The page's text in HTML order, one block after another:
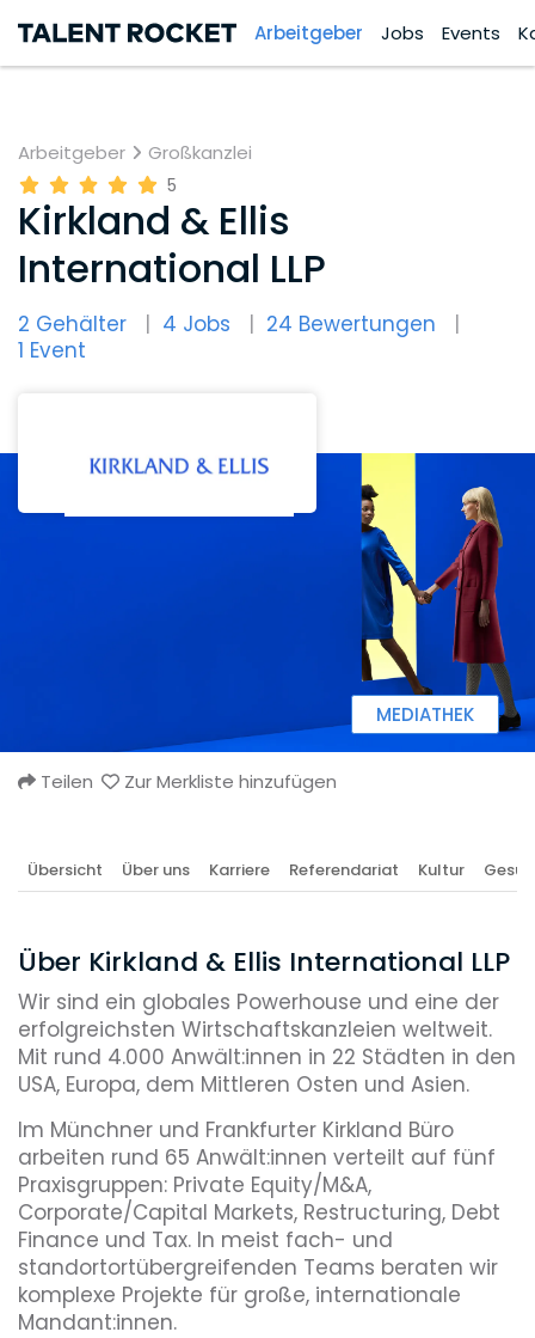
Arbeitgeber Jobs Events
Arbeitgeber Großkanzlei
5
Kirkland & Ellis
International LLP
2 Gehälter 4 Jobs
24 Bewertungen
1 Event
Teilen Zur Merkliste hinzufügen
MEDIATHEK
Übersicht Über uns Karriere Referendariat Kultur
Über Kirkland & Ellis International LLP
Wir sind ein globales Powerhouse und eine der
erfolgreichsten Wirtschaftskanzleien weltweit.
Mit rund 4.000 Anwält:innen in 22 Städten in den
USA, Europa, dem Mittleren Osten und Asien.
Im Münchner und Frankfurter Kirkland Büro
arbeiten rund 65 Anwält:innen verteilt auf fünf
Praxisgruppen: Private Equity/M&A,
Corporate/Capital Markets, Restructuring, Debt
Finance und Tax. In meist fach- und
standortortübergreifenden Teams beraten wir
komplexe Projekte für große, internationale
Mandant:innen.